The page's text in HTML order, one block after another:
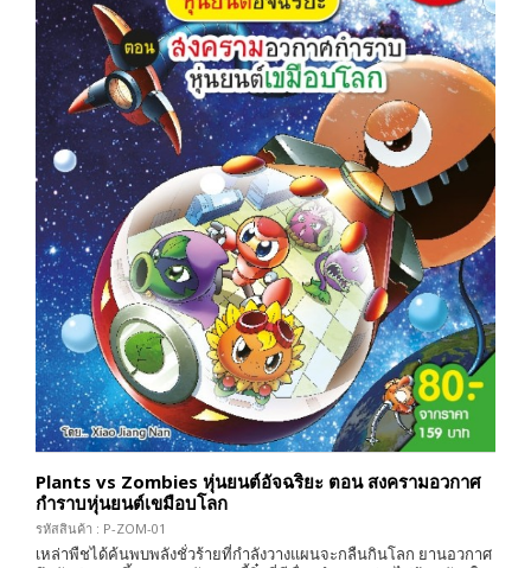
Plants vs Zombies หุ่นยนต์อัจฉริยะ ตอน สงครามอวกาศ
กำราบหุ่นยนต์เขมือบโลก
รหัสสินค้า : P-ZOM-01
เหล่าพืชได้ค้นพบพลังชั่วร้ายที่กำลังวางแผนจะกลืนกินโลก ยานอวกาศ